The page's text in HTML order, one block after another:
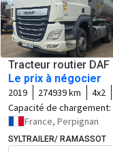
Tracteur routier DAF
Le prix à négocier
2019 274939 km 4x2
Capacité de chargement:
France, Perpignan
SYLTRAILER/ RAMASSOT